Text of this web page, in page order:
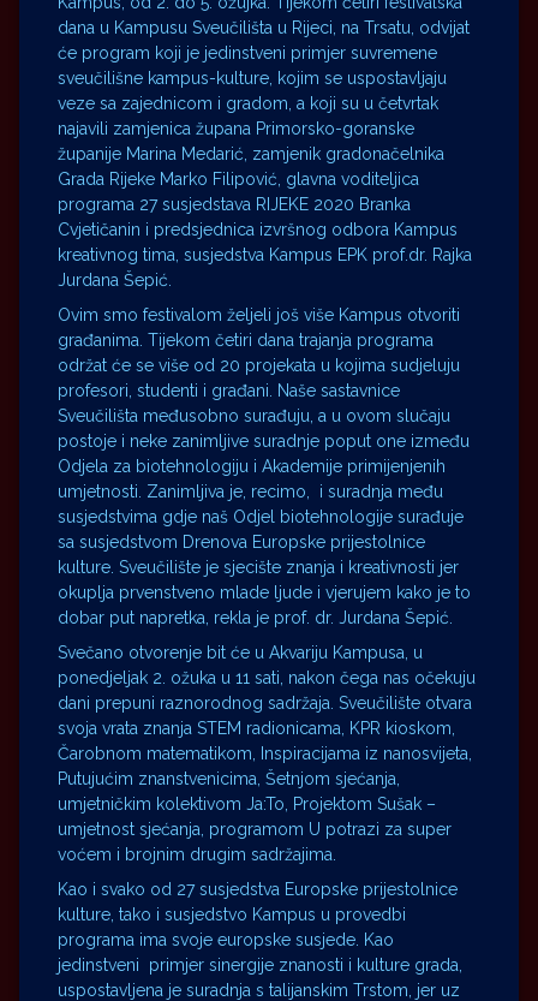
dana u Kampusu Sveučilišta u Rijeci, na Trsatu, odvijat
će program koji je jedinstveni primjer suvremene
sveučilišne kampus-kulture, kojim se uspostavljaju
veze sa zajednicom i gradom, a koji su u četvrtak
najavili zamjenica župana Primorsko-goranske
županije Marina Medarić, zamjenik gradonačelnika
Grada Rijeke Marko Filipović, glavna voditeljica
programa 27 susjedstava RIJEKE 2020 Branka
Cvjetičanin i predsjednica izvršnog odbora Kampus
kreativnog tima, susjedstva Kampus EPK prof.dr. Rajka
Jurdana Šepić.
Ovim smo festivalom željeli još više Kampus otvoriti
građanima. Tijekom četiri dana trajanja programa
održat će se više od 20 projekata u kojima sudjeluju
profesori, studenti i građani. Naše sastavnice
Sveučilišta međusobno surađuju, a u ovom slučaju
postoje i neke zanimljive suradnje poput one između
Odjela za biotehnologiju i Akademije primijenjenih
umjetnosti. Zanimljiva je, recimo, i suradnja među
susjedstvima gdje naš Odjel biotehnologije surađuje
sa susjedstvom Drenova Europske prijestolnice
kulture. Sveučilište je sjecište znanja i kreativnosti jer
okuplja prvenstveno mlade ljude i vjerujem kako je to
dobar put napretka, rekla je prof. dr. Jurdana Šepić.
Svečano otvorenje bit će u Akvariju Kampusa, u
ponedjeljak 2. ožuka u 11 sati, nakon čega nas očekuju
dani prepuni raznorodnog sadržaja. Sveučilište otvara
svoja vrata znanja STEM radionicama, KPR kioskom,
Čarobnom matematikom, Inspiracijama iz nanosvijeta,
Putujućim znanstvenicima, Šetnjom sjećanja,
umjetničkim kolektivom Ja:To, Projektom Sušak –
umjetnost sjećanja, programom U potrazi za super
voćem i brojnim drugim sadržajima.
Kao i svako od 27 susjedstva Europske prijestolnice
kulture, tako i susjedstvo Kampus u provedbi
programa ima svoje europske susjede. Kao
jedinstveni primjer sinergije znanosti i kulture grada,
uspostavljena je suradnja s talijanskim Trstom, jer uz